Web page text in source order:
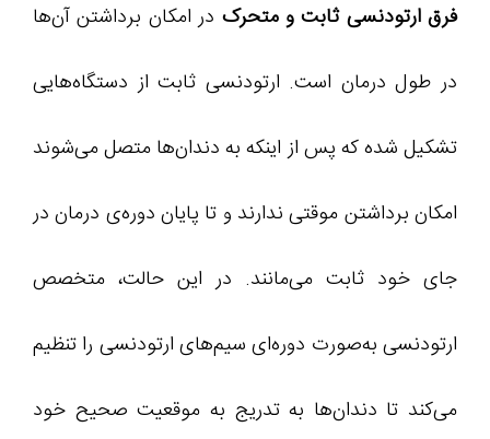
فرق ارتودنسی ثابت و متحرک در امکان برداشتن آن‌ها
در طول درمان است. ارتودنسی ثابت از دستگاه‌هایی
تشکیل شده که پس از اینکه به دندان‌ها متصل می‌شوند
امکان برداشتن موقتی ندارند و تا پایان دوره‌ی درمان در
جای خود ثابت می‌مانند. در این حالت، متخصص
ارتودنسی به‌صورت دوره‌ای سیم‌های ارتودنسی را تنظیم
می‌کند تا دندان‌ها به تدریج به موقعیت صحیح خود